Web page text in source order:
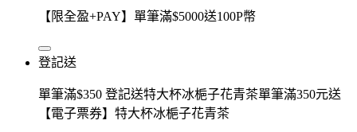
【限全盈+PAY】單筆滿$5000送100P幣
登記送
單筆滿$350 登記送特大杯冰梔子花青茶單筆滿350元送
【電子票券】特大杯冰梔子花青茶